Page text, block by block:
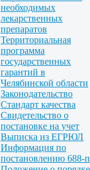
необходимых
лекарственных
препаратов
Территориальная
программа
государственных
гарантий в
Челябинской области
Законодательство
Стандарт качества
Свидетельство о
постановке на учет
Выписка из ЕГРЮЛ
Информация по
постановлению 688-п